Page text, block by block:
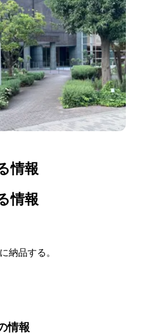
情報
情報
納品する。
情報